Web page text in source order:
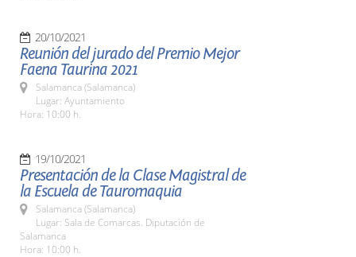
20/10/2021
Reunión del jurado del Premio Mejor
Faena Taurina 2021
Salamanca (Salamanca)
Lugar: Ayuntamiento
Hora: 10:00 h.
19/10/2021
Presentación de la Clase Magistral de
la Escuela de Tauromaquia
Salamanca (Salamanca)
Lugar: Sala de Comarcas. Diputación de
Salamanca
Hora: 10:00 h.